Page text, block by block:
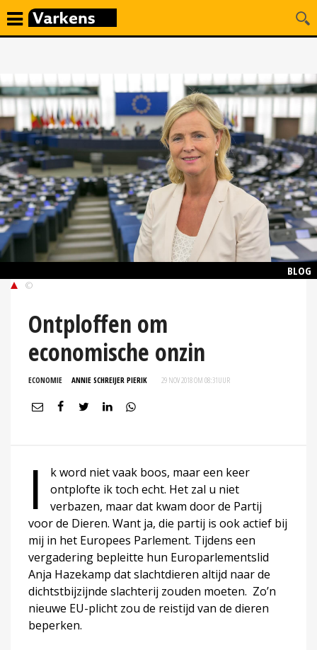
BLOG
©
Ontploffen om
economische onzin
ECONOMIE ANNIE SCHREIJER PIERIK 29 NOV 2018 OM 08:31UUR
I
k word niet vaak boos, maar een keer
ontplofte ik toch echt. Het zal u niet
verbazen, maar dat kwam door de Partij
voor de Dieren. Want ja, die partij is ook actief bij
mij in het Europees Parlement. Tijdens een
vergadering bepleitte hun Europarlementslid
Anja Hazekamp dat slachtdieren altijd naar de
dichtstbijzijnde slachterij zouden moeten. Zo’n
nieuwe EU-plicht zou de reistijd van de dieren
beperken.